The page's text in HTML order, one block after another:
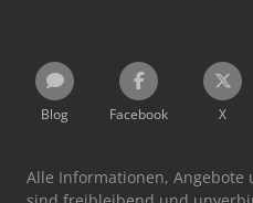
Blog Facebook X
Alle Informationen, Angebote